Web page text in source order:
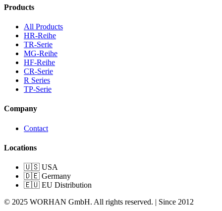
Products
All Products
HR-Reihe
TR-Serie
MG-Reihe
HF-Reihe
CR-Serie
R Series
TP-Serie
Company
Contact
Locations
🇺🇸 USA
🇩🇪 Germany
🇪🇺 EU Distribution
© 2025 WORHAN GmbH. All rights reserved. | Since 2012